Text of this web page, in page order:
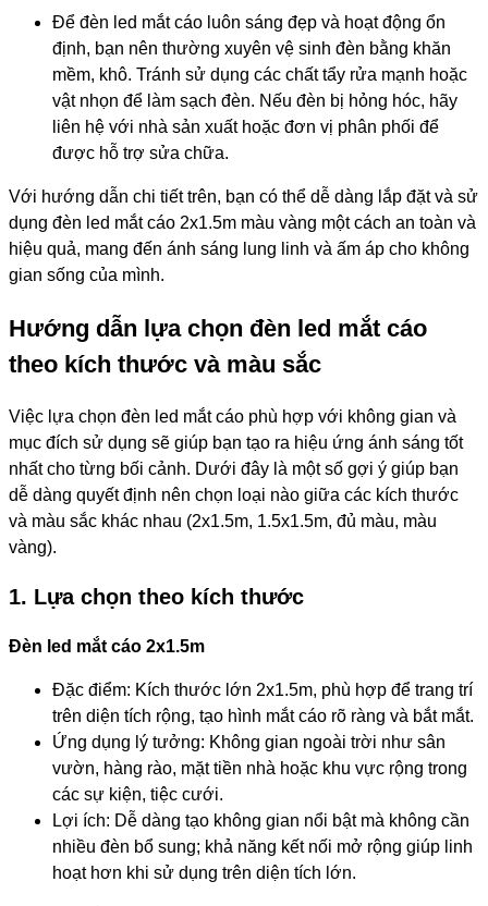
Để đèn led mắt cáo luôn sáng đẹp và hoạt động ổn
định, bạn nên thường xuyên vệ sinh đèn bằng khăn
mềm, khô. Tránh sử dụng các chất tẩy rửa mạnh hoặc
vật nhọn để làm sạch đèn. Nếu đèn bị hỏng hóc, hãy
liên hệ với nhà sản xuất hoặc đơn vị phân phối để
được hỗ trợ sửa chữa.
Với hướng dẫn chi tiết trên, bạn có thể dễ dàng lắp đặt và sử
dụng đèn led mắt cáo 2x1.5m màu vàng một cách an toàn và
hiệu quả, mang đến ánh sáng lung linh và ấm áp cho không
gian sống của mình.
Hướng dẫn lựa chọn đèn led mắt cáo
theo kích thước và màu sắc
Việc lựa chọn đèn led mắt cáo phù hợp với không gian và
mục đích sử dụng sẽ giúp bạn tạo ra hiệu ứng ánh sáng tốt
nhất cho từng bối cảnh. Dưới đây là một số gợi ý giúp bạn
dễ dàng quyết định nên chọn loại nào giữa các kích thước
và màu sắc khác nhau (2x1.5m, 1.5x1.5m, đủ màu, màu
vàng).
1. Lựa chọn theo kích thước
Đèn led mắt cáo 2x1.5m
Đặc điểm: Kích thước lớn 2x1.5m, phù hợp để trang trí
trên diện tích rộng, tạo hình mắt cáo rõ ràng và bắt mắt.
Ứng dụng lý tưởng: Không gian ngoài trời như sân
vườn, hàng rào, mặt tiền nhà hoặc khu vực rộng trong
các sự kiện, tiệc cưới.
Lợi ích: Dễ dàng tạo không gian nổi bật mà không cần
nhiều đèn bổ sung; khả năng kết nối mở rộng giúp linh
hoạt hơn khi sử dụng trên diện tích lớn.